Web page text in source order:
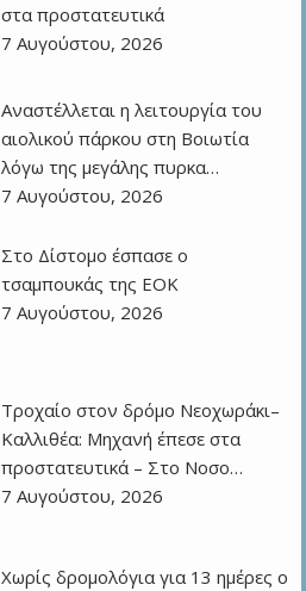
στα προστατευτικά
7 Αυγούστου, 2026
Αναστέλλεται η λειτουργία του
αιολικού πάρκου στη Βοιωτία
λόγω της μεγάλης πυρκα…
7 Αυγούστου, 2026
Στο Δίστομο έσπασε ο
τσαμπουκάς της ΕΟΚ
7 Αυγούστου, 2026
Τροχαίο στον δρόμο Νεοχωράκι–
Καλλιθέα: Μηχανή έπεσε στα
προστατευτικά – Στο Νοσο…
7 Αυγούστου, 2026
Χωρίς δρομολόγια για 13 ημέρες ο